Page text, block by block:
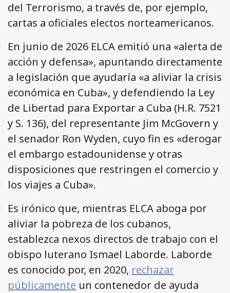
del Terrorismo, a través de, por ejemplo,
cartas a oficiales electos norteamericanos.
En junio de 2026 ELCA emitió una «alerta de
acción y defensa», apuntando directamente
a legislación que ayudaría «a aliviar la crisis
económica en Cuba», y defendiendo la Ley
de Libertad para Exportar a Cuba (H.R. 7521
y S. 136), del representante Jim McGovern y
el senador Ron Wyden, cuyo fin es «derogar
el embargo estadounidense y otras
disposiciones que restringen el comercio y
los viajes a Cuba».
Es irónico que, mientras ELCA aboga por
aliviar la pobreza de los cubanos,
establezca nexos directos de trabajo con el
obispo luterano Ismael Laborde. Laborde
es conocido por, en 2020, rechazar
públicamente un contenedor de ayuda